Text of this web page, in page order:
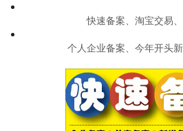
快速备案、淘宝交易
个人企业备案、今年开头